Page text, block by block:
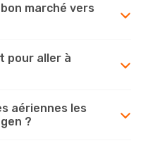
marché vers
pour aller à
aériennes les
?